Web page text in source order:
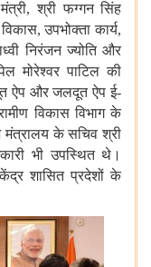
मंत्री,श्री फग्गन सिंह
विकास,उपभोक्ता कार्य,
निरंजन ज्योति और
मोरेश्वर पाटिल की
ऐप और जलदूत ऐप ई-
विकास विभाग के
मंत्रालय के सचिव श्री
भी उपस्थित थे।
केंद्र शासित प्रदेशों के